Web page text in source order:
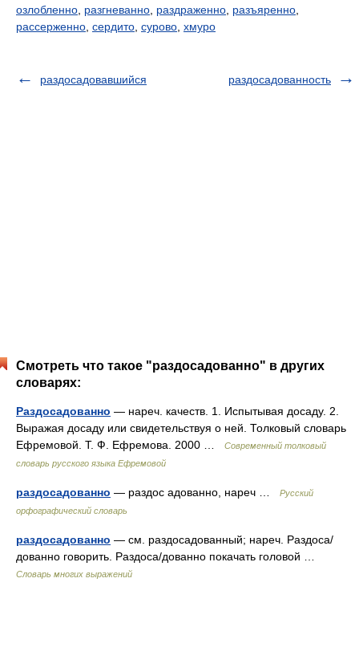
озлобленно разгневанно раздраженно разъяренно
рассерженно сердито сурово хмуро
раздосадовавшийся раздосадованность
Смотреть что такое "раздосадованно" в других
словарях:
Раздосадованно — нареч. качеств. 1. Испытывая досаду. 2.
Выражая досаду или свидетельствуя о ней. Толковый словарь
Ефремовой. Т. Ф. Ефремова. 2000 …
Современный толковый
словарь русского языка Ефремовой
раздосадованно — раздос адованно, нареч …
Русский
орфографический словарь
раздосадованно — см. раздосадованный; нареч. Раздоса/
дованно говорить. Раздоса/дованно покачать головой …
Словарь многих выражений